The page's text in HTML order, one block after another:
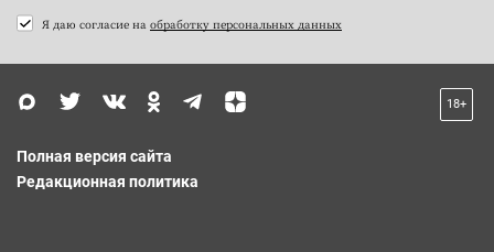
Я даю согласие на обработку персональных данных
18+
Полная версия сайта
Редакционная политика